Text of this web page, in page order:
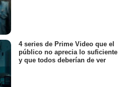
4 series de Prime Video que el
público no aprecia lo suficiente
y que todos deberían de ver